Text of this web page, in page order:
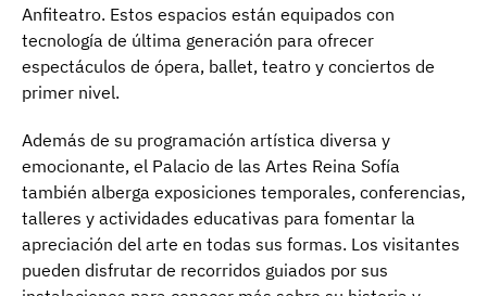
Anfiteatro. Estos espacios están equipados con
tecnología de última generación para ofrecer
espectáculos de ópera, ballet, teatro y conciertos de
primer nivel.
Además de su programación artística diversa y
emocionante, el Palacio de las Artes Reina Sofía
también alberga exposiciones temporales, conferencias,
talleres y actividades educativas para fomentar la
apreciación del arte en todas sus formas. Los visitantes
pueden disfrutar de recorridos guiados por sus